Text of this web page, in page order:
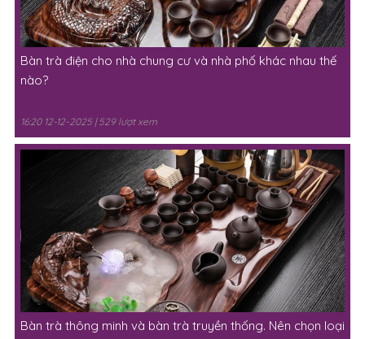
Bàn trà điện cho nhà chung cư và nhà phố khác nhau thế
nào?
16:20 12-12-2025 | 529 lượt xem
Bàn trà thông minh và bàn trà truyền thống. Nên chọn loại